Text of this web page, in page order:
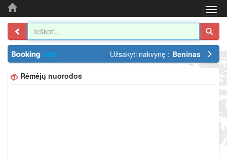
Užsakyti nakvynę : Beninas
Rėmėjų nuorodos